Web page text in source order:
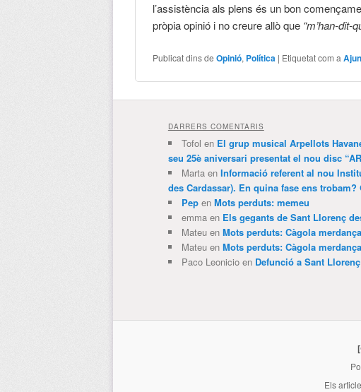
l’assistència als plens és un bon
pròpia opinió i no creure allò que “m’han-
Publicat dins de Opinió, Política | Etiquetat com a
DARRERS COMENTARIS
Tofol en El grup musical Arpellots
seu 25è aniversari presentat el nou disc
Martaen Informació referent al nou
des Cardassar). En quina fase ens
Pepen Mots perduts: memeu
emmaen Els gegants de Sant Llorenç
Mateuen Mots perduts: Càgola
Mateuen Mots perduts: Càgola
Paco Leonicioen Defunció a Sant Llorenç
Els